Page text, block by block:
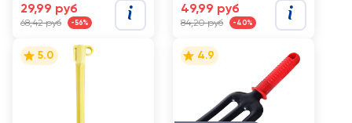
29,99 руб
68,42 руб -56%
49,99 руб
84,20 руб -40%
5.0 4.9